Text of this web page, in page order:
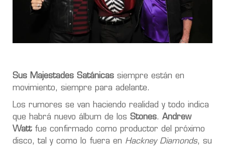
Sus Majestades Satánicas siempre están en
movimiento, siempre para adelante.
Los rumores se van haciendo realidad y todo indica
que habrá nuevo álbum de los Stones. Andrew
Wattfue confirmado como productor del próximo
disco, tal y como lo fuera en Hackney Diamonds, su